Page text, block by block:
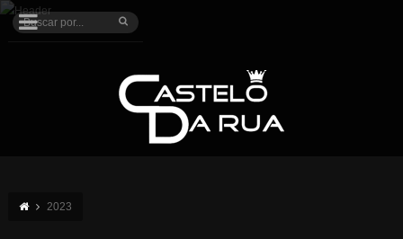
2023